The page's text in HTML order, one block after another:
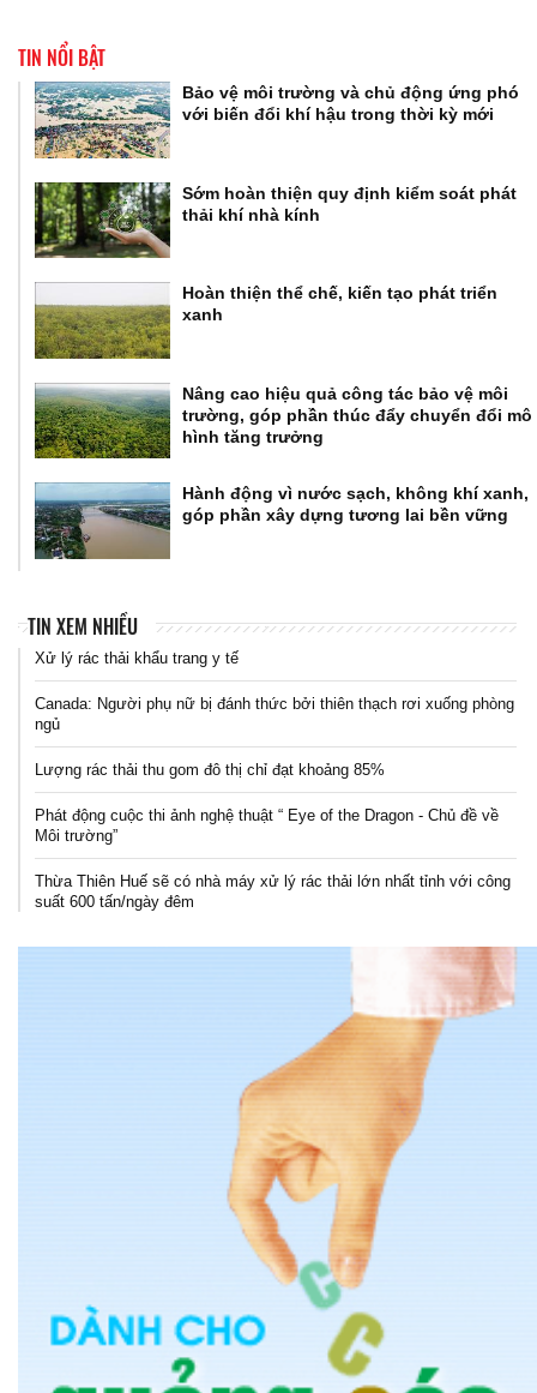
TIN NỔI BẬT
Bảo vệ môi trường và chủ động ứng phó
với biến đổi khí hậu trong thời kỳ mới
Sớm hoàn thiện quy định kiểm soát phát
thải khí nhà kính
Hoàn thiện thể chế, kiến tạo phát triển
xanh
Nâng cao hiệu quả công tác bảo vệ môi
trường, góp phần thúc đẩy chuyển đổi mô
hình tăng trưởng
Hành động vì nước sạch, không khí xanh,
góp phần xây dựng tương lai bền vững
TIN XEM NHIỀU
Xử lý rác thải khẩu trang y tế
Canada: Người phụ nữ bị đánh thức bởi thiên thạch rơi xuống phòng
ngủ
Lượng rác thải thu gom đô thị chỉ đạt khoảng 85%
Phát động cuộc thi ảnh nghệ thuật “ Eye of the Dragon - Chủ đề về
Môi trường”
Thừa Thiên Huế sẽ có nhà máy xử lý rác thải lớn nhất tỉnh với công
suất 600 tấn/ngày đêm